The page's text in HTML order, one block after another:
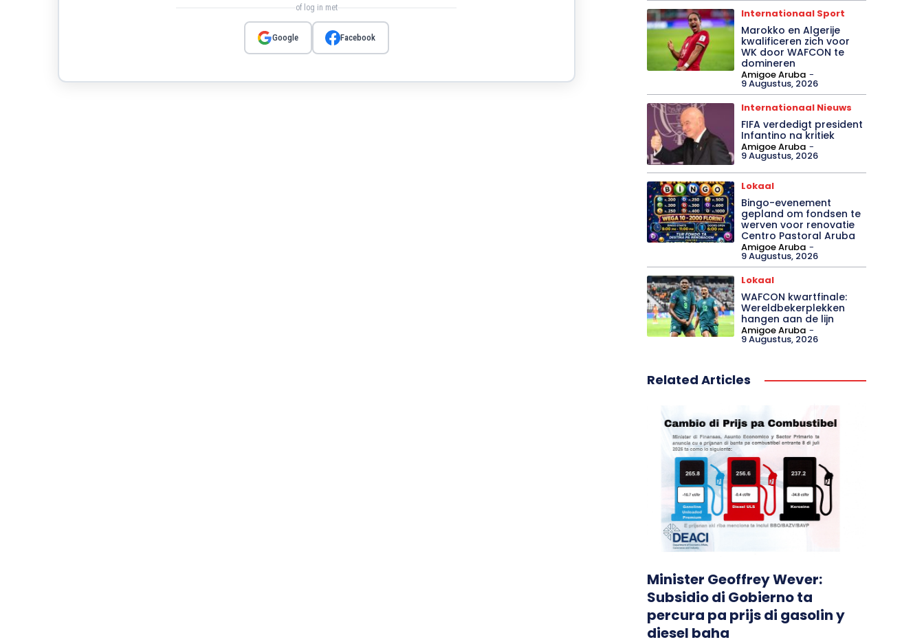
of log in met
Google Facebook
Internationaal Sport
Marokko en Algerije
kwalificeren zich voor
WK door WAFCON te
domineren
Amigoe Aruba -
9 Augustus, 2026
Internationaal Nieuws
FIFA verdedigt president
Infantino na kritiek
Amigoe Aruba -
9 Augustus, 2026
Lokaal
Bingo-evenement
gepland om fondsen te
werven voor renovatie
Centro Pastoral Aruba
Amigoe Aruba -
9 Augustus, 2026
Lokaal
WAFCON kwartfinale:
Wereldbekerplekken
hangen aan de lijn
Amigoe Aruba -
9 Augustus, 2026
Related Articles
Minister Geoffrey Wever:
Subsidio di Gobierno ta
percura pa prijs di gasolin y
diesel baha